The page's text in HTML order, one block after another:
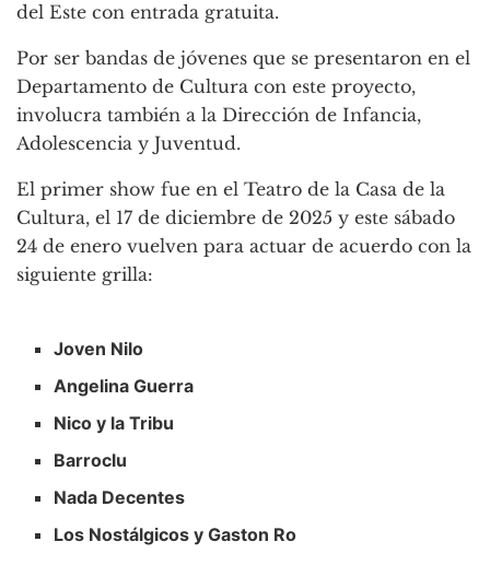
del Este con entrada gratuita.
Por ser bandas de jóvenes que se presentaron en el
Departamento de Cultura con este proyecto,
involucra también a la Dirección de Infancia,
Adolescencia y Juventud.
El primer show fue en el Teatro de la Casa de la
Cultura, el 17 de diciembre de 2025 y este sábado
24 de enero vuelven para actuar de acuerdo con la
siguiente grilla:
Joven Nilo
Angelina Guerra
Nico y la Tribu
Barroclu
Nada Decentes
Los Nostálgicos y Gaston Ro